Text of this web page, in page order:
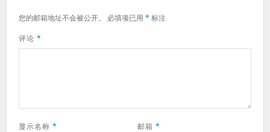
您的邮箱地址不会被公开。 必填项已用 *标注
评论 *
显示名称 * 邮箱 *